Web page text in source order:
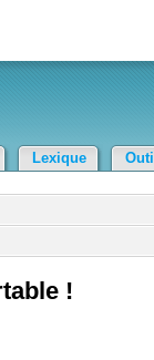
Lexique
!